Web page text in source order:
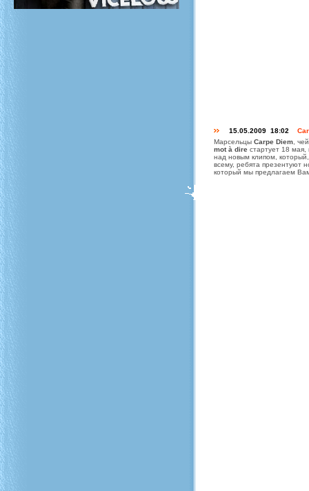
15.05.2009 18:02
Марсельцы Carpe Diem ,
mot à dire стартует 18
над новым клипом,
всему, ребята презентуют
который мы предлагаем